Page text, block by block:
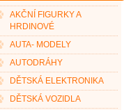
AKČNÍ FIGURKY A
HRDINOVÉ
AUTA- MODELY
AUTODRÁHY
DĚTSKÁ ELEKTRONIKA
DĚTSKÁ VOZIDLA